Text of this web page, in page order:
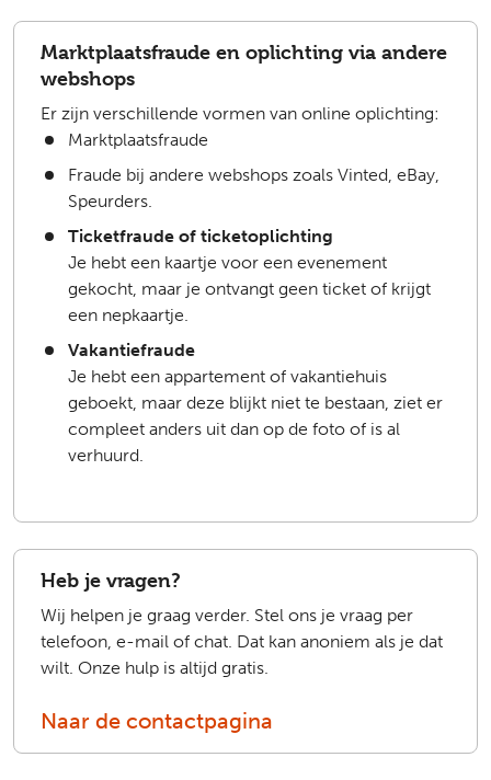
Marktplaatsfraude en oplichting via andere
webshops
Er zijn verschillende vormen van online oplichting:
Marktplaatsfraude
Fraude bij andere webshops zoals Vinted, eBay,
Speurders.
Ticketfraude of ticketoplichting
Je hebt een kaartje voor een evenement
gekocht, maar je ontvangt geen ticket of krijgt
een nepkaartje.
Vakantiefraude
Je hebt een appartement of vakantiehuis
geboekt, maar deze blijkt niet te bestaan, ziet er
compleet anders uit dan op de foto of is al
verhuurd.
Heb je vragen?
Wij helpen je graag verder. Stel ons je vraag per
telefoon, e-mail of chat. Dat kan anoniem als je dat
wilt. Onze hulp is altijd gratis.
Naar de contactpagina